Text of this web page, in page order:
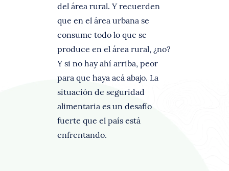
del área rural. Y recuerden
que en el área urbana se
consume todo lo que se
produce en el área rural, ¿no?
Y si no hay ahí arriba, peor
para que haya acá abajo. La
situación de seguridad
alimentaria es un desafío
fuerte que el país está
enfrentando.